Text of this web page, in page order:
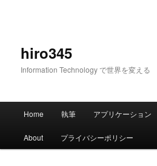
hiro345
Information Technology で世界を変える
メ
Home 執筆 アプリケーション
About プライバシーポリシー